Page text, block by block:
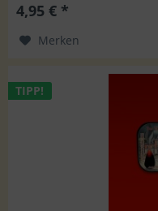
4,95 € *
Merken
TIPP!